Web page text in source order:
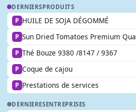
DERNIERSPRODUITS
P HUILE DE SOJA DÉGOMMÉ
P Sun Dried Tomatoes Premium Qua
P Thé Bouze 9380 /8147 / 9367
P Coque de cajou
P Prestations de services
DERNIERESENTREPRISES